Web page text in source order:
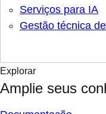
Serviços para IA
Gestão técnica
Explorar
Amplie seus